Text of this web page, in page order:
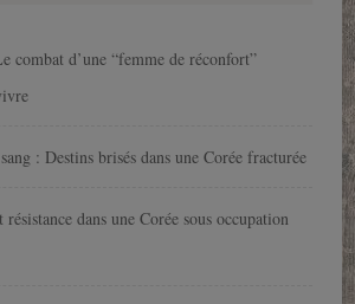
combat d’une “femme de réconfort”
: Destins brisés dans une Corée fracturée
dans une Corée sous occupation